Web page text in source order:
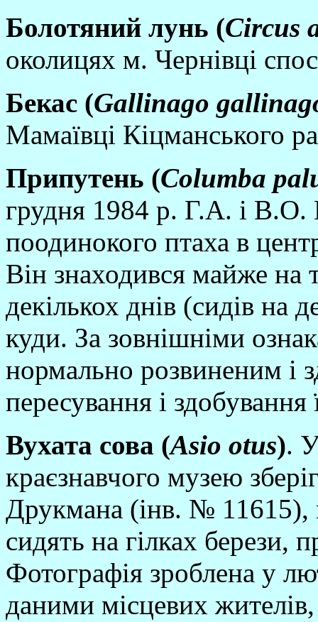
Болотяний лунь (Circus
околицях м. Чернiвцi
Бекас (Gallinago
Мамаївцi Кiцманського
Припутень (Columba
грудня 1984 р. Г.А. i В.О.
поодинокого птаха в
Вiн знаходився майже на
декiлькох днiв (сидiв на
куди. За зовнiшнiми
нормально розвиненим i
пересування i здобування
Вухата сова (Asio otus).
краєзнавчого музею
Друкмана (iнв. № 11615),
сидять на гiлках берези,
Фотографiя зроблена у
даними мiсцевих